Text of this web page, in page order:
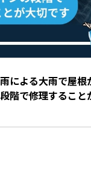
による大雨で屋根
階で修理すること